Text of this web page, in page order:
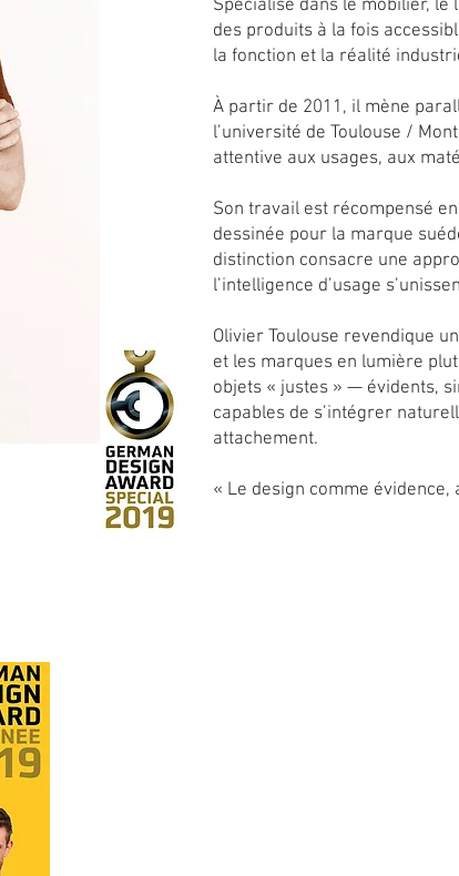
Spécialisé dans le mobilier, le
des produits à la fois
la fonction et la réalité
À partir de 2011, il mène
l’université de Toulouse /
attentive aux usages, aux
Son travail est récompensé
dessinée pour la marque
distinction consacre une
l’intelligence d’usage
Olivier Toulouse revendique
et les marques en lumière
objets « justes » — évidents,
capables de s’intégrer
attachement.
« Le design comme